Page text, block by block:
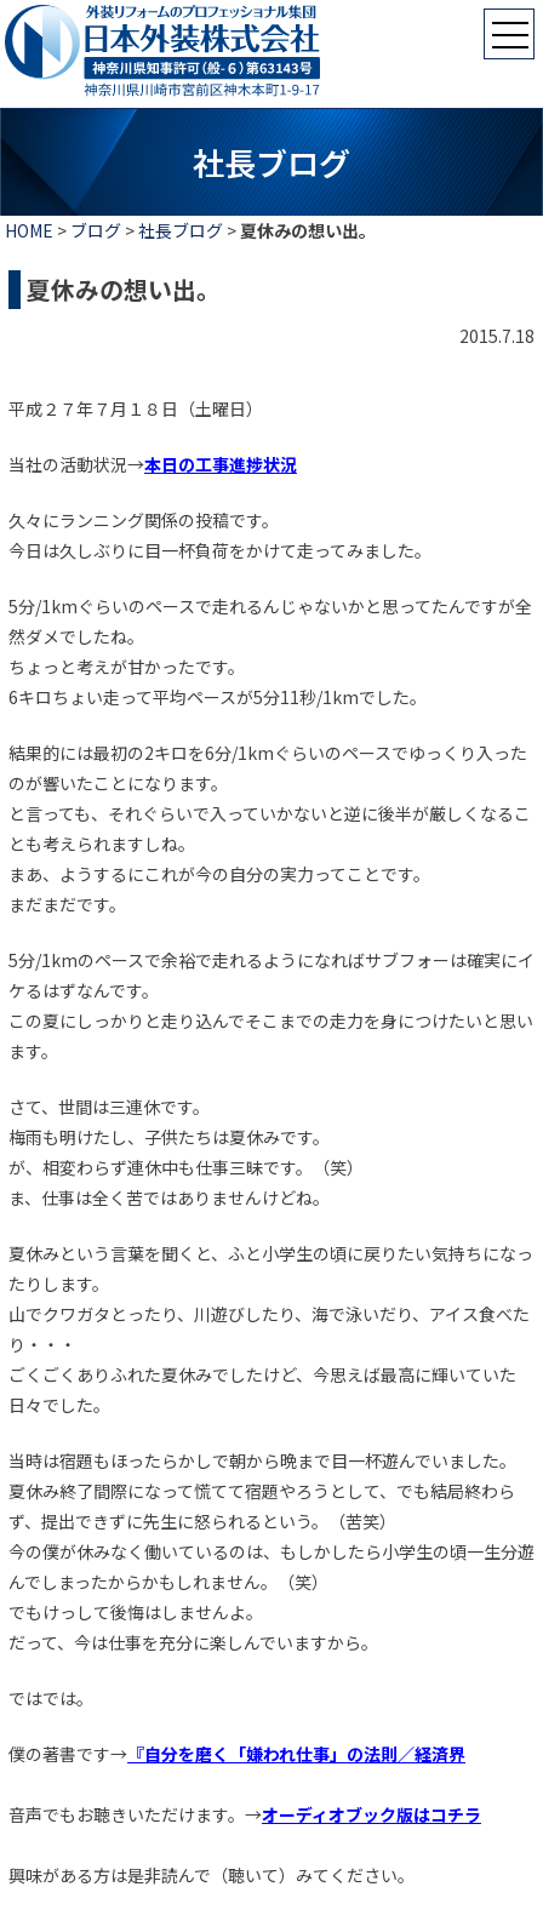
社長ブログ
HOME > ブログ>社長ブログ>夏休みの想い出。
夏休みの想い出。
2015.7.18
平成２７年７月１８日（土曜日）
当社の活動状況→本日の工事進捗状況
久々にランニング関係の投稿です。
今日は久しぶりに目一杯負荷をかけて走ってみました。
5分/1kmぐらいのペースで走れるんじゃないかと思ってたんですが全
然ダメでしたね。
ちょっと考えが甘かったです。
6キロちょい走って平均ペースが5分11秒/1kmでした。
結果的には最初の2キロを6分/1kmぐらいのペースでゆっくり入った
のが響いたことになります。
と言っても、それぐらいで入っていかないと逆に後半が厳しくなるこ
とも考えられますしね。
まあ、ようするにこれが今の自分の実力ってことです。
まだまだです。
5分/1kmのペースで余裕で走れるようになればサブフォーは確実にイ
ケるはずなんです。
この夏にしっかりと走り込んでそこまでの走力を身につけたいと思い
ます。
さて、世間は三連休です。
梅雨も明けたし、子供たちは夏休みです。
が、相変わらず連休中も仕事三昧です。（笑）
ま、仕事は全く苦ではありませんけどね。
夏休みという言葉を聞くと、ふと小学生の頃に戻りたい気持ちになっ
たりします。
山でクワガタとったり、川遊びしたり、海で泳いだり、アイス食べた
り・・・
ごくごくありふれた夏休みでしたけど、今思えば最高に輝いていた
日々でした。
当時は宿題もほったらかしで朝から晩まで目一杯遊んでいました。
夏休み終了間際になって慌てて宿題やろうとして、でも結局終わら
ず、提出できずに先生に怒られるという。（苦笑）
今の僕が休みなく働いているのは、もしかしたら小学生の頃一生分遊
んでしまったからかもしれません。（笑）
でもけっして後悔はしませんよ。
だって、今は仕事を充分に楽しんでいますから。
ではでは。
僕の著書です→ 『自分を磨く「嫌われ仕事」の法則／経済界
音声でもお聴きいただけます。→オーディオブック版はコチラ
興味がある方は是非読んで（聴いて）みてください。